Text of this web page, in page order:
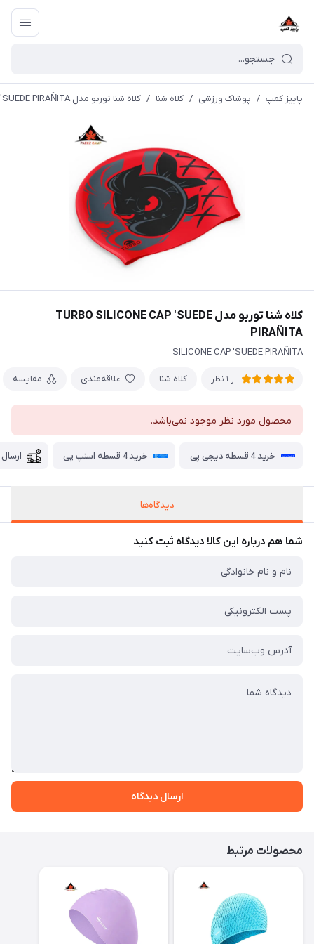
پاییز کمپ / پوشاک ورزشی / کلاه شنا / کلاه شنا توربو مدل TURBO SILICONE CAP 'SUEDE PIRAÑITA
کلاه شنا توربو مدل TURBO SILICONE CAP 'SUEDE
PIRAÑITA
SILICONE CAP 'SUEDE PIRAÑITA
از 1 نظر کلاه شنا علاقه‌مندی مقایسه
محصول مورد نظر موجود نمی‌باشد.
خرید 4 قسطه دیجی پی خرید 4 قسطه اسنپ پی
دیدگاه‌ها
شما هم درباره این کالا دیدگاه ثبت کنید
ارسال دیدگاه
محصولات مرتبط